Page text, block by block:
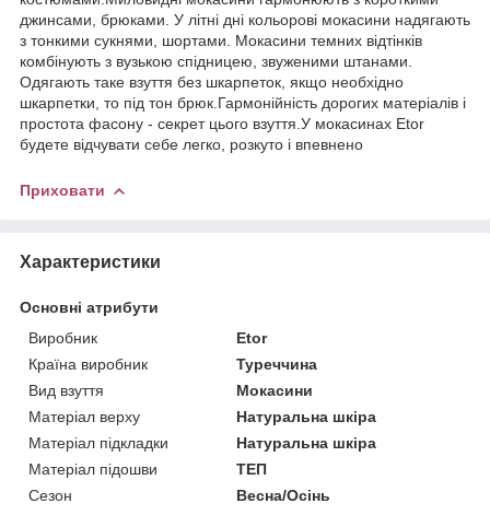
джинсами, брюками. У літні дні кольорові мокасини надягають
з тонкими сукнями, шортами. Мокасини темних відтінків
комбінують з вузькою спідницею, звуженими штанами.
Одягають таке взуття без шкарпеток, якщо необхідно
шкарпетки, то під тон брюк.Гармонійність дорогих матеріалів і
простота фасону - секрет цього взуття.У мокасинах Etor
будете відчувати себе легко, розкуто і впевнено
Приховати
Характеристики
Основні атрибути
Виробник
Etor
Країна виробник
Туреччина
Вид взуття
Мокасини
Матеріал верху
Натуральна шкіра
Матеріал підкладки
Натуральна шкіра
Матеріал підошви
ТЕП
Сезон
Весна/Осінь